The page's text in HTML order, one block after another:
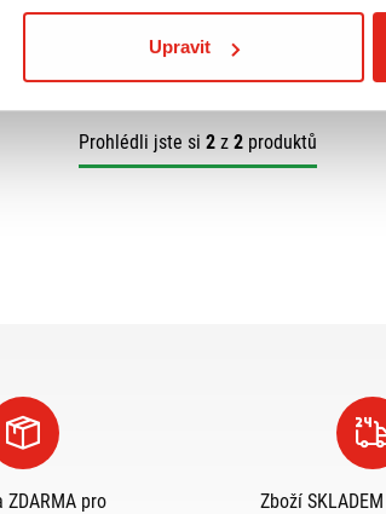
Upravit
Prohlédli jste si 2z 2produktů
ZDARMA pro
Zboží